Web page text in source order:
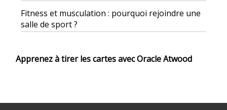
Fitness et musculation : pourquoi rejoindre une
salle de sport ?
Apprenez à tirer les cartes avec Oracle Atwood